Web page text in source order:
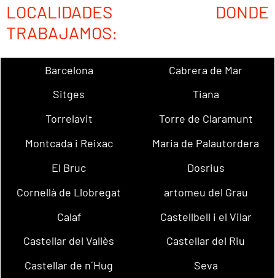
LOCALIDADES DONDE
TRABAJAMOS:
Barcelona
Cabrera de Mar
Sitges
Tiana
Torrelavit
Torre de Claramunt
Montcada i Reixac
Maria de Palautordera
El Bruc
Dosrius
Cornellà de Llobregat
artomeu del Grau
Calaf
Castellbell i el Vilar
Castellar del Vallès
Castellar del Riu
Castellar de n´Hug
Seva